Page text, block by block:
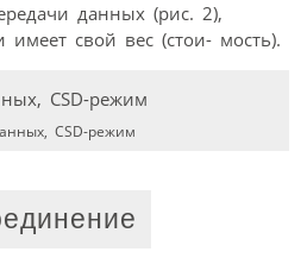
данных (рис. 2),
свой вес (стои- мость).
CSD-режим